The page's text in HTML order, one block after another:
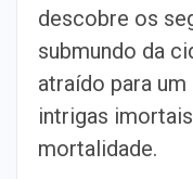
descobre os
submundo da
atraído para
intrigas
mortalidade.